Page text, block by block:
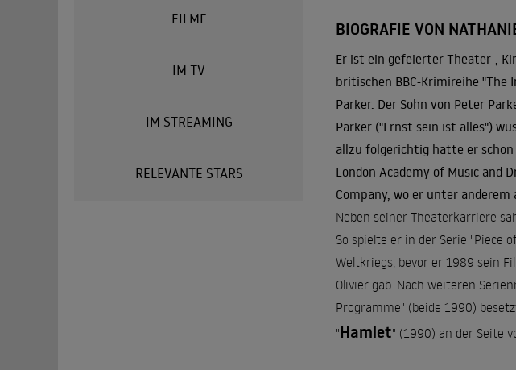
FILME
IM TV
IM STREAMING
RELEVANTE STARS
BIOGRAFIE VON
Er ist ein gefeierter Theater-,
britischen BBC-Krimireihe "The
Parker. Der Sohn von Peter
Parker ("Ernst sein ist alles")
allzu folgerichtig hatte er
London Academy of Music and
Company, wo er unter
Neben seiner Theaterkarriere
So spielte er in der Serie "Piece
Weltkriegs, bevor er 1989 sein
Olivier gab. Nach weiteren
Programme" (beide 1990)
"Hamlet" (1990) an der Seite